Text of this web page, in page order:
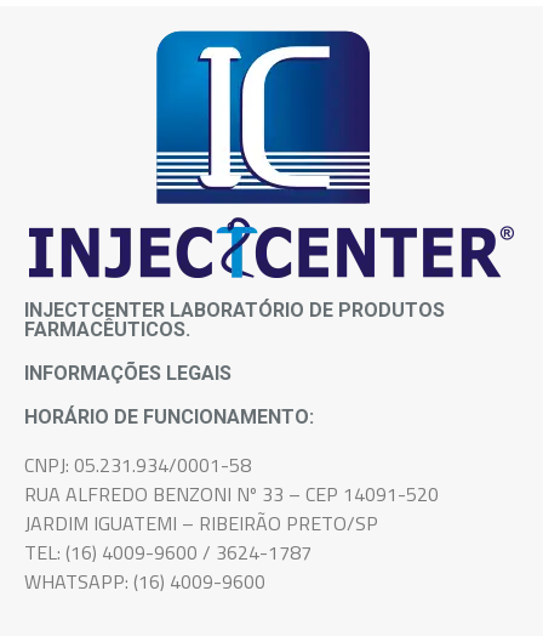
sintomas de cada paciente.
INJECTCENTER LABORATÓRIO DE PRODUTOS
FARMACÊUTICOS.
INFORMAÇÕES LEGAIS
HORÁRIO DE FUNCIONAMENTO:
CNPJ: 05.231.934/0001-58
RUA ALFREDO BENZONI Nº 33 – CEP 14091-520
JARDIM IGUATEMI – RIBEIRÃO PRETO/SP
TEL: (16) 4009-9600 / 3624-1787
WHATSAPP: (16) 4009-9600